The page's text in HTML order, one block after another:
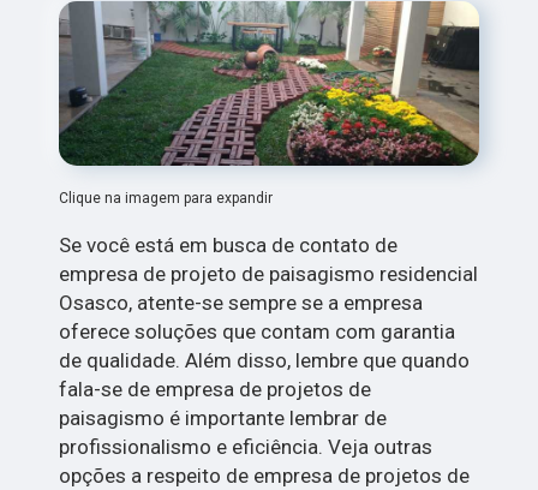
Clique na imagem para expandir
Se você está em busca de contato de
empresa de projeto de paisagismo residencial
Osasco, atente-se sempre se a empresa
oferece soluções que contam com garantia
de qualidade. Além disso, lembre que quando
fala-se de empresa de projetos de
paisagismo é importante lembrar de
profissionalismo e eficiência. Veja outras
opções a respeito de empresa de projetos de